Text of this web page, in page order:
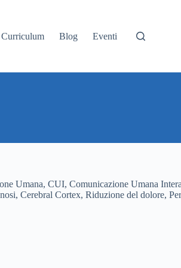
Curriculum Blog Eventi